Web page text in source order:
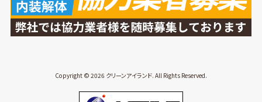
Copyright © 2026 クリーンアイランド. All Rights Reserved.